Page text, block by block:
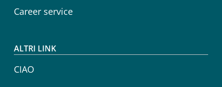
Career service
ALTRI LINK
CIAO